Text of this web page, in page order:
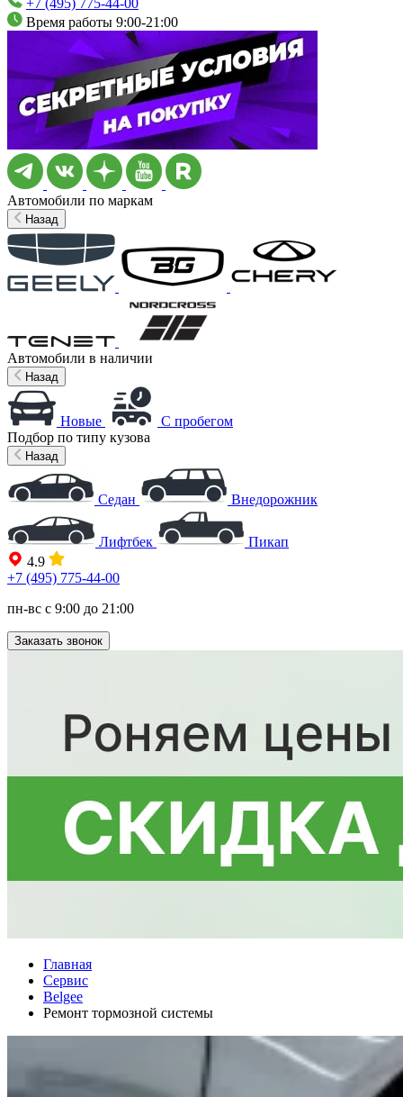
+7 (495) 775-44-00
Время работы 9:00-21:00
Автомобили по маркам
Назад
Автомобили в наличии
Назад
Новые
С пробегом
Подбор по типу кузова
Назад
Седан Внедорожник
Лифтбек
Пикап
4.9
+7 (495) 775-44-00
пн-вс с 9:00 до 21:00
Заказать звонок
Главная
Сервис
Belgee
Ремонт тормозной системы